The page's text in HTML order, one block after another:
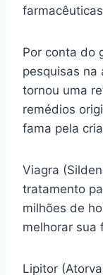
Por conta do
pesquisas na
tornou uma
remédios
fama pela
Viagra
tratamento
milhões de
melhorar sua
Lipitor